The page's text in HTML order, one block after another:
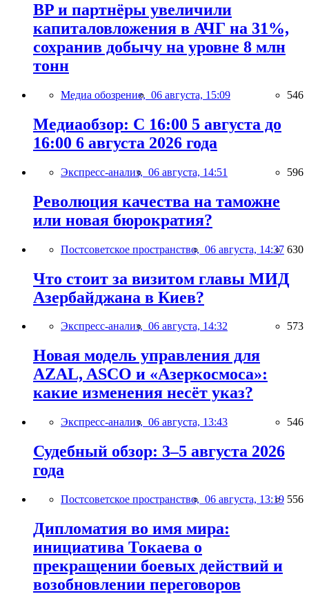
BP и партнёры увеличили
капиталовложения в АЧГ на 31%,
сохранив добычу на уровне 8 млн
тонн
Медиа обозрение, 06 августа, 15:09 546
Медиаобзор: С 16:00 5 августа до
16:00 6 августа 2026 года
Экспресс-анализ, 06 августа, 14:51 596
Революция качества на таможне
или новая бюрократия?
Постсоветское пространство, 06 августа, 14:37 630
Что стоит за визитом главы МИД
Азербайджана в Киев?
Экспресс-анализ, 06 августа, 14:32 573
Новая модель управления для
AZAL, ASCO и «Азеркосмоса»:
какие изменения несёт указ?
Экспресс-анализ, 06 августа, 13:43 546
Судебный обзор: 3–5 августа 2026
года
Постсоветское пространство, 06 августа, 13:19 556
Дипломатия во имя мира:
инициатива Токаева о
прекращении боевых действий и
возобновлении переговоров